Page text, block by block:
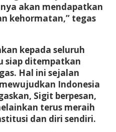
akan mendapatkan
kehormatan,” tegas
kepada seluruh
siap ditempatkan
Hal ini sejalan
Indonesia
Sigit berpesan,
terus meraih
dan diri sendiri.